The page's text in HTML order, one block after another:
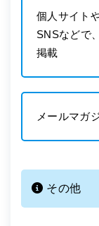
個人サイト
SNSなどで
掲載
メールマガ
その他